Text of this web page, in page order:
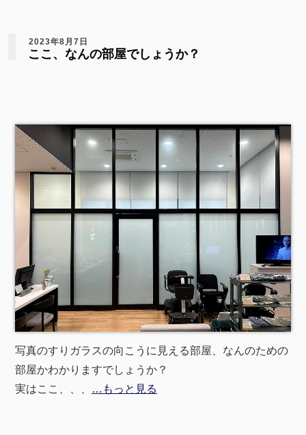
2023年8月7日
ここ、なんの部屋でしょうか？
写真のすりガラスの向こうに見える部屋、なんのための
部屋かわかりますでしょうか？
実はここ、、、
…もっと見る